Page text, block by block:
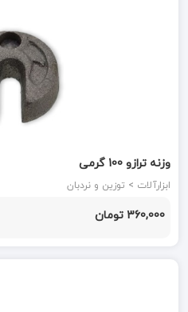
وزنه ترازو 100 گرمی
ابزارآلات > توزین و نردبان
360,000 تومان